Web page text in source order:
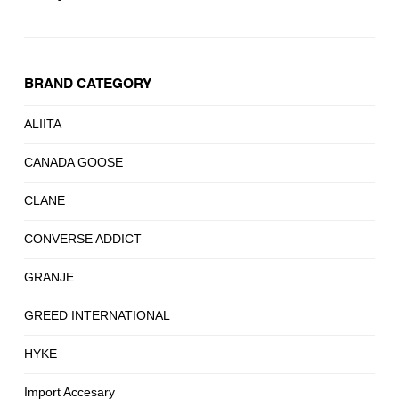
BRAND CATEGORY
ALIITA
CANADA GOOSE
CLANE
CONVERSE ADDICT
GRANJE
GREED INTERNATIONAL
HYKE
Import Accesary